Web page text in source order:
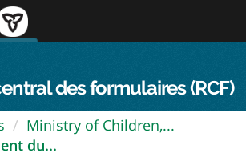
des formulaires (RCF)
Ministry of Children,...
du...